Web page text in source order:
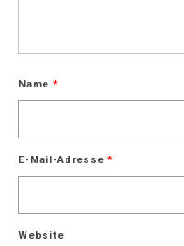
Name *
E-Mail-Adresse*
Website